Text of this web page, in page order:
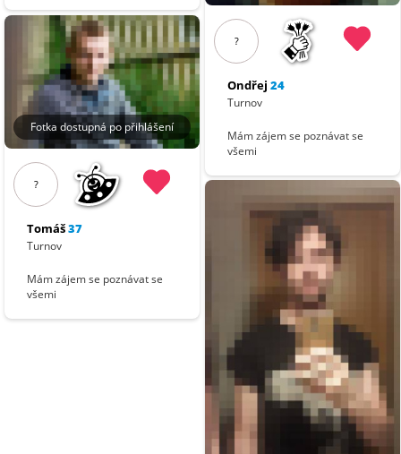
Fotka dostupná po přihlášení
?
Tomáš37
Turnov
Mám zájem se poznávat se
všemi
?
Ondřej 24
Turnov
Mám zájem se poznávat se
všemi